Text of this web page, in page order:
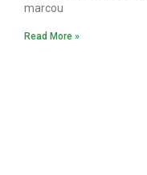
marcou
Read More »